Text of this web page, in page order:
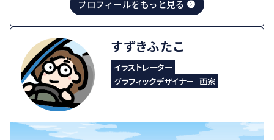
プロフィールをもっと見る
すずきふたこ
イラストレーター
グラフィックデザイナー 画家